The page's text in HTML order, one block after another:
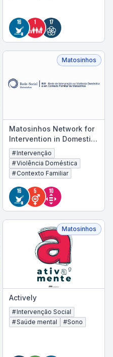
Matosinhos
Matosinhos Network for
Intervention in Domestic
and Family Violence
(RIV)
#Intervenção
#Violência Doméstica
#Contexto Familiar
Matosinhos
Actively
#Intervenção Social
#Saúde mental #Sono